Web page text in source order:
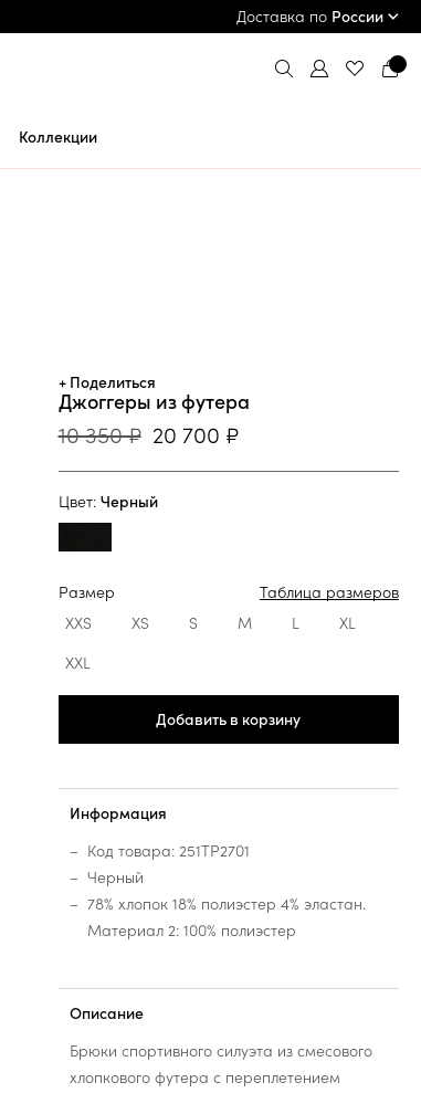
ПРИМЕРКА И ОПЛАТА ПРИ ПОЛУЧЕНИИ*
Доставка по России
Коллекции
+ Поделиться
Джоггеры из футера
10 350 ₽ 20 700 ₽
Цвет: Черный
Размер
Таблица размеров
XXS
XS S M L
XL
XXL
Добавить в корзину
Информация
Код товара: 251TP2701
Черный
78% хлопок 18% полиэстер 4% эластан.
Материал 2: 100% полиэстер
Описание
Брюки спортивного силуэта из смесового
хлопкового футера с переплетением